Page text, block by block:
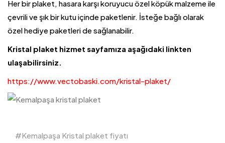
Her bir plaket, hasara karşı koruyucu özel köpük malzeme ile
çevrili ve şık bir kutu içinde paketlenir. İsteğe bağlı olarak
özel hediye paketleri de sağlanabilir.
Kristal plaket hizmet sayfamıza aşağıdaki linkten
ulaşabilirsiniz.
https://www.vectobaski.com/kristal-plaket/
Kemalpaşa Kristal plaket fiyatı